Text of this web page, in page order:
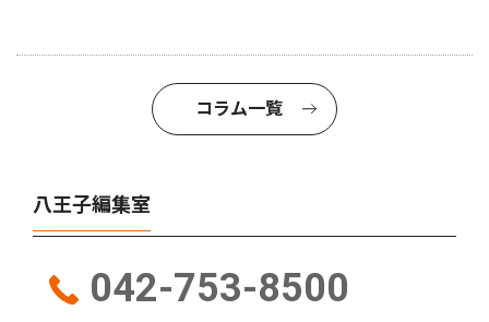
コラム一覧
八王子編集室
042-753-8500